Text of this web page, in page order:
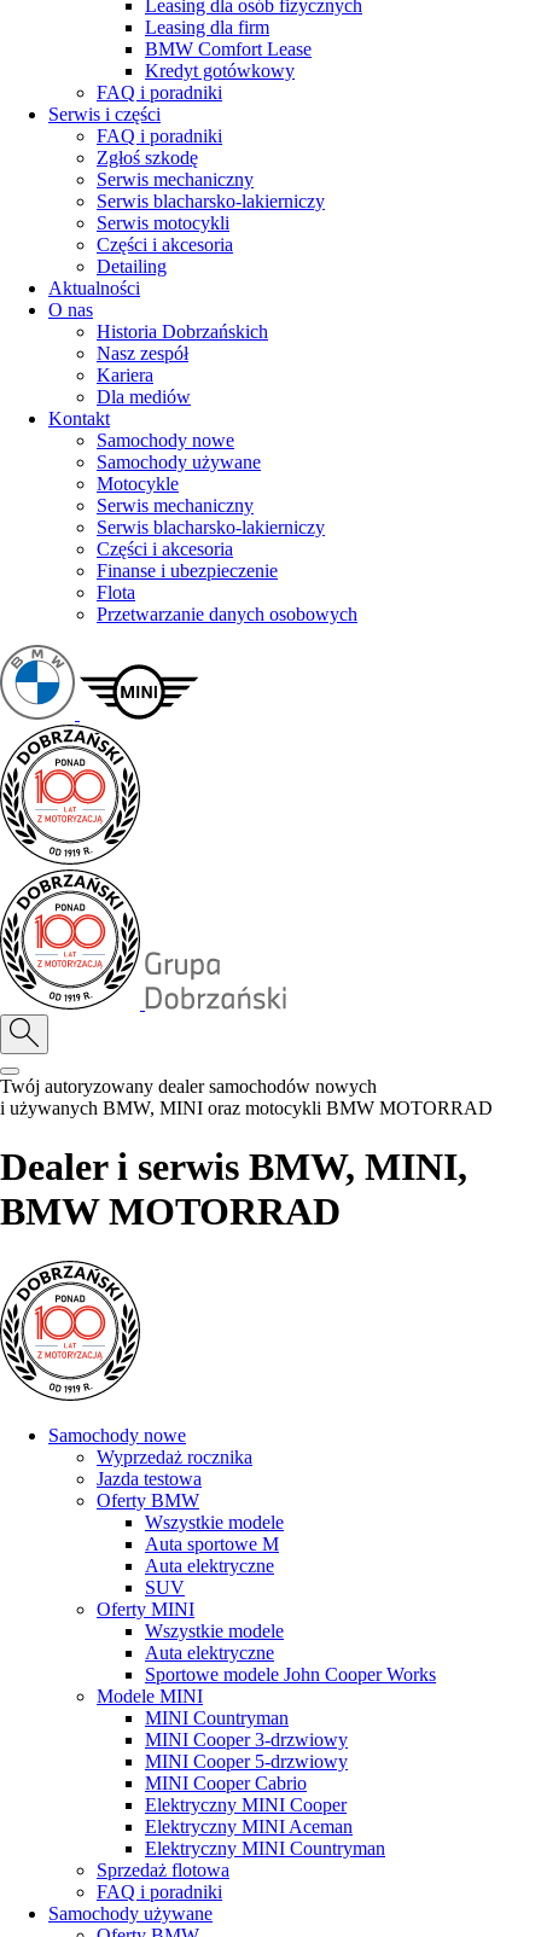
Leasing dla osób fizycznych
Leasing dla firm
BMW Comfort Lease
Kredyt gotówkowy
FAQ i poradniki
Serwis i części
FAQ i poradniki
Zgłoś szkodę
Serwis mechaniczny
Serwis blacharsko-lakierniczy
Serwis motocykli
Części i akcesoria
Detailing
Aktualności
O nas
Historia Dobrzańskich
Nasz zespół
Kariera
Dla mediów
Kontakt
Samochody nowe
Samochody używane
Motocykle
Serwis mechaniczny
Serwis blacharsko-lakierniczy
Części i akcesoria
Finanse i ubezpieczenie
Flota
Przetwarzanie danych osobowych
Twój autoryzowany dealer samochodów nowych
i używanych BMW, MINI oraz motocykli BMW MOTORRAD
Dealer i serwis BMW, MINI,
BMW MOTORRAD
Samochody nowe
Wyprzedaż rocznika
Jazda testowa
Oferty BMW
Wszystkie modele
Auta sportowe M
Auta elektryczne
SUV
Oferty MINI
Wszystkie modele
Auta elektryczne
Sportowe modele John Cooper Works
Modele MINI
MINI Countryman
MINI Cooper 3-drzwiowy
MINI Cooper 5-drzwiowy
MINI Cooper Cabrio
Elektryczny MINI Cooper
Elektryczny MINI Aceman
Elektryczny MINI Countryman
Sprzedaż flotowa
FAQ i poradniki
Samochody używane